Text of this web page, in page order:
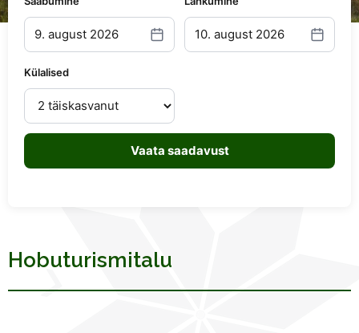
9. august 2026 10. august 2026
Külalised
Vaata saadavust
Hobuturismitalu